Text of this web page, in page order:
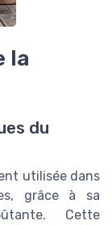
la
du
utilisée dans
grâce à sa
Cette